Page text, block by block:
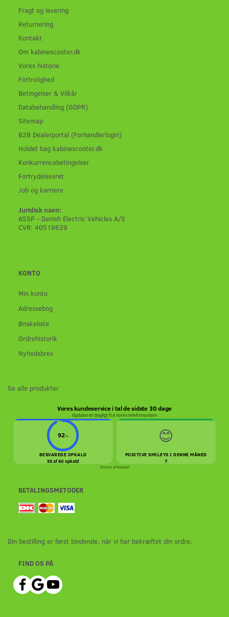
Fragt og levering
Returnering
Kontakt
Om kabinescooter.dk
Vores historie
Fortrolighed
Betingelser & Vilkår
Databehandling (GDPR)
Sitemap
B2B Dealerportal (Forhandlerlogin)
Holdet bag kabinescooter.dk
Konkurrencebetingelser
Fortrydelsesret
Job og karriere
Juridisk navn:
ASSP - Danish Electric Vehicles A/S
CVR: 40519629
KONTO
Min konto
Adressebog
Ønskeliste
Ordrehistorik
Nyhedsbrev
Se alle produkter
Vores kundeservice i tal de sidste 30 dage
Opdateret dagligt fra vores telefonsystem
92%
BESVAREDE OPKALD
55 af 60 opkald
😊
POSITIVE SMILEYS I DENNE MÅNED
7
Drevet afRelatel
BETALINGSMETODER
Din bestilling er først bindende, når vi har bekræftet din ordre.
FIND OS PÅ